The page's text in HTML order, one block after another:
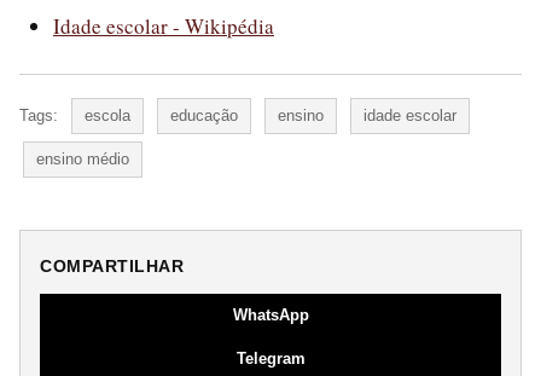
Idade escolar - Wikipédia
Tags: escola educação ensino idade escolar
ensino médio
COMPARTILHAR
WhatsApp
Telegram